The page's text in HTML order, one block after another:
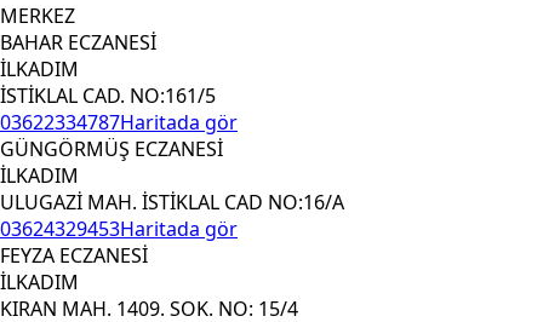
MERKEZ
BAHAR ECZANESİ
İLKADIM
İSTİKLAL CAD. NO:161/5
03622334787Haritada gör
GÜNGÖRMÜŞ ECZANESİ
İLKADIM
ULUGAZİ MAH. İSTİKLAL CAD NO:16/A
03624329453Haritada gör
FEYZA ECZANESİ
İLKADIM
KIRAN MAH. 1409. SOK. NO: 15/4